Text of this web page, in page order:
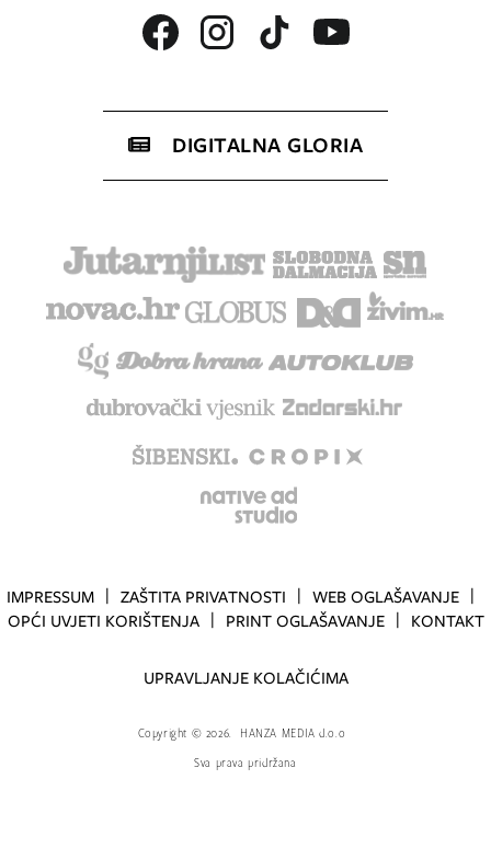
DIGITALNA GLORIA
IMPRESSUM ZAŠTITA PRIVATNOSTI
WEB OGLAŠAVANJE
OPĆI UVJETI KORIŠTENJA
PRINT OGLAŠAVANJE KONTAKT
UPRAVLJANJE KOLAČIĆIMA
Copyright © 2026.
HANZA MEDIA d.o.o
Sva prava pridržana